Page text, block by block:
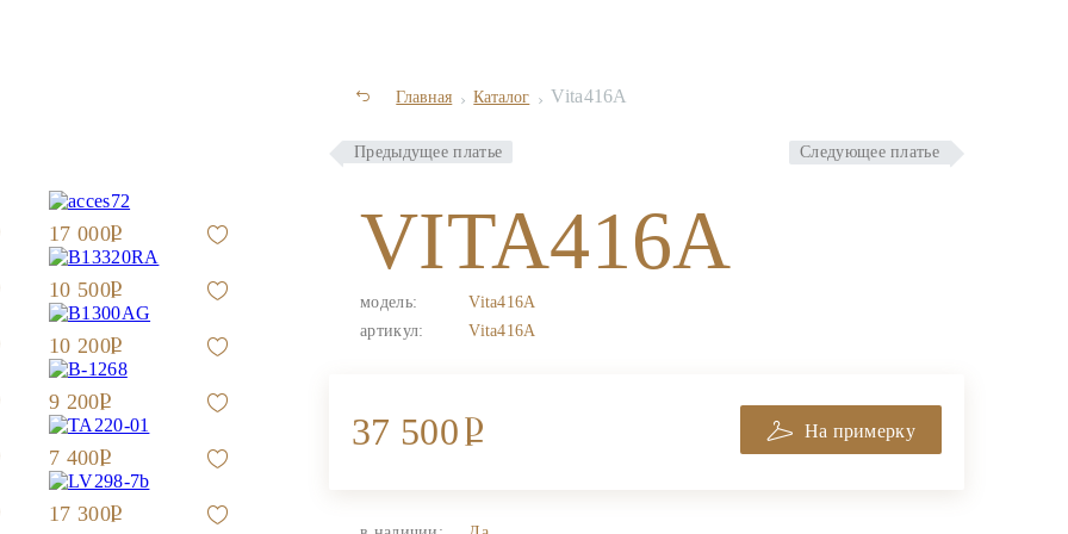
17 000
10 500
10 200
9 200
7 400
17 300
Главная Каталог Vita416A
Предыдущее платье Следующее платье
VITA416A
модель:
Vita416A
артикул:
Vita416A
37 500 На примерку